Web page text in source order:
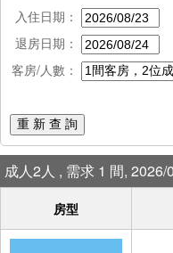
入住日期：
退房日期：
客房/人數：
重 新 查 詢
成人2人 , 需求 1 間,
房型